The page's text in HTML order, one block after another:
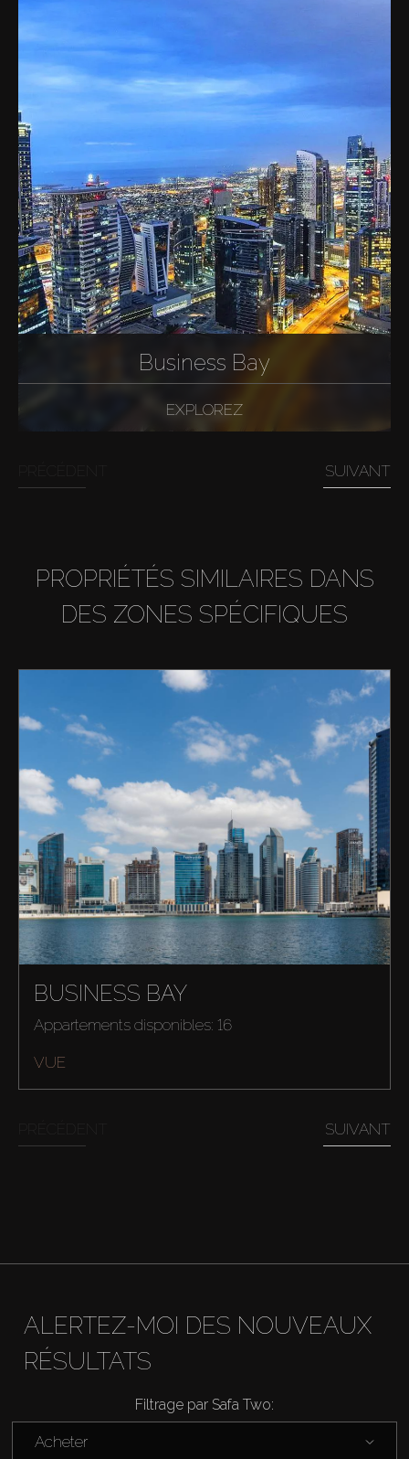
Acheter
About Us
Business Bay
EXPLOREZ
SUIVANT
PROPRIÉTÉS SIMILAIRES DANS
DES ZONES SPÉCIFIQUES
BUSINESS BAY
Appartements disponibles: 16
VUE
SUIVANT
ALERTEZ-MOI DES NOUVEAUX
RÉSULTATS
Filtrage par Safa Two:
Acheter